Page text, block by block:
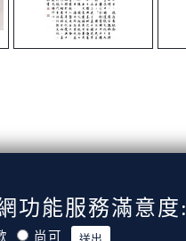
功能服務滿意度:
尚可